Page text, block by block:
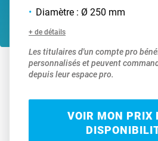
Diamètre : Ø 250 mm
+ de détails
Les titulaires d'un compte pro
personnalisés et peuvent
depuis leur espace pro.
VOIR MON PRIX